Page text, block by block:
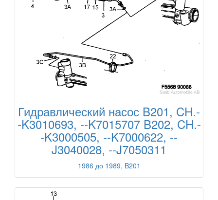
Гидравлический насос B201, CH.-
-K3010693, --K7015707 B202, CH.-
-K3000505, --K7000622, --
J3040028, --J7050311
1986 до 1989, B201